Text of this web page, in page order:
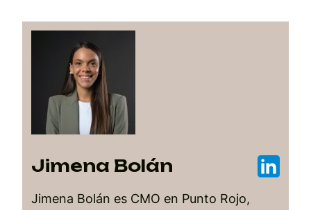
Jimena Bolán
Jimena Bolán es CMO en Punto Rojo,